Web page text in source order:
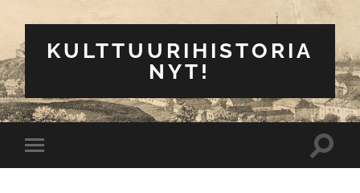
KULTTUURIHISTORIA
NYT!
Toggle
mobile
Toggle